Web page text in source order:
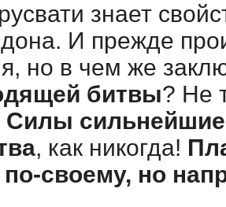
знает
И прежде
но в чем же
битвы? Не
Силы сильнейшие
, как никогда!
своему, но